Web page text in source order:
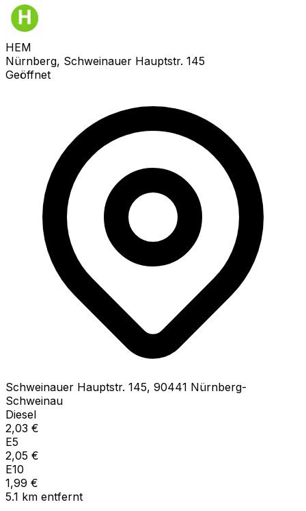
HEM
Nürnberg, Schweinauer Hauptstr. 145
Geöffnet
Schweinauer Hauptstr. 145, 90441 Nürnberg-
Schweinau
Diesel
2,03 €
E5
2,05 €
E10
1,99 €
5.1 km entfernt